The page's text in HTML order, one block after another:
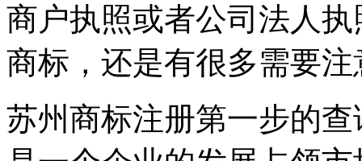
商户执照或者公司法人
商标，还是有很多需要
苏州商标注册第一步的